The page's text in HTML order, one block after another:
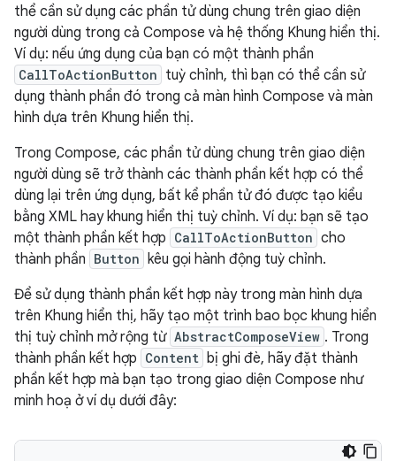
thể cần sử dụng các phần tử dùng chung trên giao diện
người dùng trong cả Compose và hệ thống Khung hiển thị.
Ví dụ: nếu ứng dụng của bạn có một thành phần
CallToActionButton tuỳ chỉnh, thì bạn có thể cần sử
dụng thành phần đó trong cả màn hình Compose và màn
hình dựa trên Khung hiển thị.
Trong Compose, các phần tử dùng chung trên giao diện
người dùng sẽ trở thành các thành phần kết hợp có thể
dùng lại trên ứng dụng, bất kể phần tử đó được tạo kiểu
bằng XML hay khung hiển thị tuỳ chỉnh. Ví dụ: bạn sẽ tạo
một thành phần kết hợp CallToActionButton cho
thành phần Button kêu gọi hành động tuỳ chỉnh.
Để sử dụng thành phần kết hợp này trong màn hình dựa
trên Khung hiển thị, hãy tạo một trình bao bọc khung hiển
thị tuỳ chỉnh mở rộng từ AbstractComposeView . Trong
thành phần kết hợp Content bị ghi đè, hãy đặt thành
phần kết hợp mà bạn tạo trong giao diện Compose như
minh hoạ ở ví dụ dưới đây: